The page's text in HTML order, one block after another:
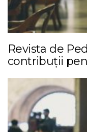
Revista de
contribuții